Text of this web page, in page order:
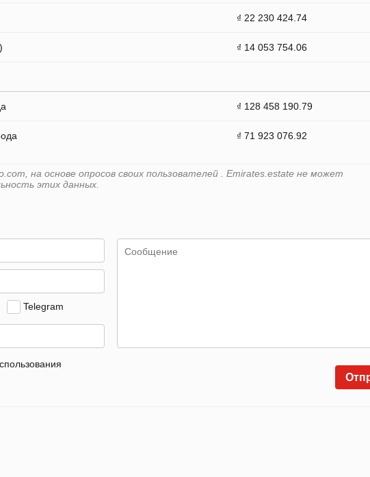
₫ 22 230 424.74
₫ 14 053 754.06
₫ 128 458 190.79
₫ 71 923 076.92
на основе опросов своих пользователей . Emirates.estate не может
этих данных.
Telegram